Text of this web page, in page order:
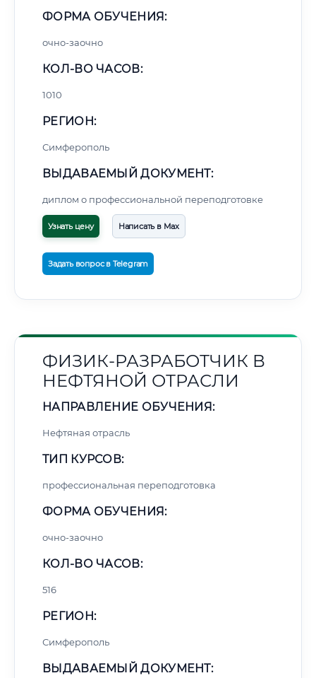
ФОРМА ОБУЧЕНИЯ:
очно-заочно
КОЛ-ВО ЧАСОВ:
1010
РЕГИОН:
Симферополь
ВЫДАВАЕМЫЙ ДОКУМЕНТ:
диплом о профессиональной переподготовке
Узнать цену Написать в Max
Задать вопрос в Telegram
ФИЗИК-РАЗРАБОТЧИК В
НЕФТЯНОЙ ОТРАСЛИ
НАПРАВЛЕНИЕ ОБУЧЕНИЯ:
Нефтяная отрасль
ТИП КУРСОВ:
профессиональная переподготовка
ФОРМА ОБУЧЕНИЯ:
очно-заочно
КОЛ-ВО ЧАСОВ:
516
РЕГИОН:
Симферополь
ВЫДАВАЕМЫЙ ДОКУМЕНТ: